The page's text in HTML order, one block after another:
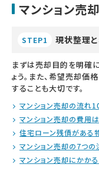
マンション売
STEP1 現状整理
まずは売却目的を明確
ょう。また、希望売却価
することも大切です。
マンション売却の流れ
マンション売却の費用
住宅ローン残債がある
マンション売却の7つ
マンション売却にかか